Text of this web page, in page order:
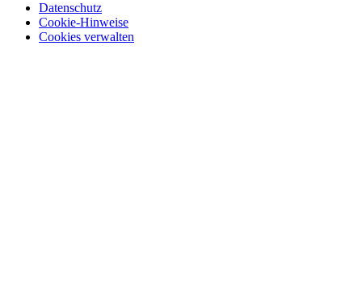
Datenschutz
Cookie-Hinweise
Cookies verwalten